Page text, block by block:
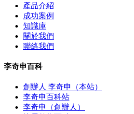
產品介紹
成功案例
知識庫
關於我們
聯絡我們
李奇申百科
創辦人 李奇申（本站）
李奇申百科站
李奇申（創辦人）